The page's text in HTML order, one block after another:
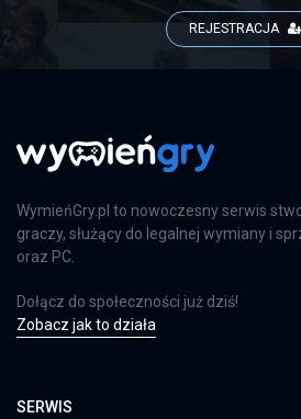
REJESTRACJA
WymieńGry.pl to nowoczesny serwis
graczy, służący do legalnej wymiany i
oraz PC.
Dołącz do społeczności już dziś!
Zobacz jak to działa
SERWIS